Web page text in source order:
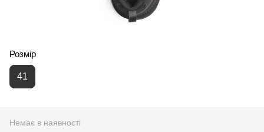
Розмір
41
Немає в наявності